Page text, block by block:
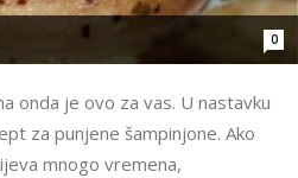
0
onda je ovo za vas. U nastavku
za punjene šampinjone. Ako
mnogo vremena,